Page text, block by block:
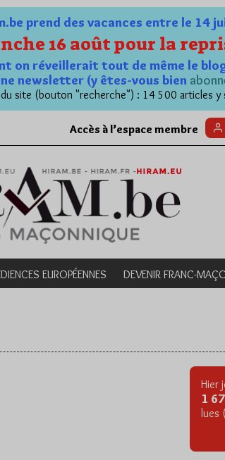
prend des vacances entre le 14
16 août pour la
on réveillerait tout de même le
newsletter (y êtes-vous bien
site (bouton "recherche") : 14 500 articles
Accès à l’espace membre
EUROPÉENNES DEVENIR FRANC-
Hier
1
lues